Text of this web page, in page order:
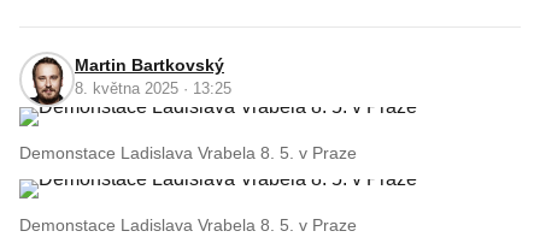
Martin Bartkovský
8. května 2025 · 13:25
Demonstace Ladislava Vrabela 8. 5. v Praze
Demonstace Ladislava Vrabela 8. 5. v Praze